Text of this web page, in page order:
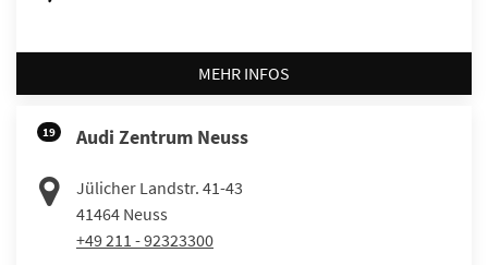
MEHR INFOS
19 Audi Zentrum Neuss
Jülicher Landstr. 41-43
41464 Neuss
+49 211 - 92323300